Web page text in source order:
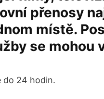
přenosy
místě.
se mohou
do 24 hodin.